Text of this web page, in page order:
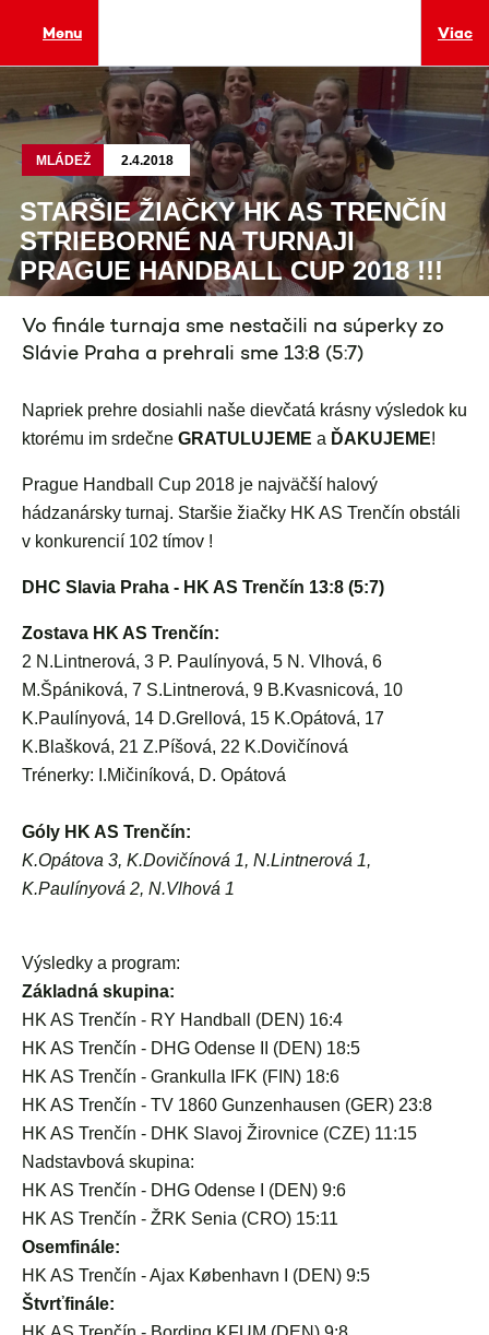
Menu Viac
MLÁDEŽ 2.4.2018
STARŠIE ŽIAČKY HK AS TRENČÍN
STRIEBORNÉ NA TURNAJI
PRAGUE HANDBALL CUP 2018 !!!
Vo finále turnaja sme nestačili na súperky zo
Slávie Praha a prehrali sme 13:8 (5:7)
Napriek prehre dosiahli naše dievčatá krásny výsledok ku
ktorému im srdečne GRATULUJEME a ĎAKUJEME!
Prague Handball Cup 2018 je najväčší halový
hádzanársky turnaj. Staršie žiačky HK AS Trenčín obstáli
v konkurencií 102 tímov !
DHC Slavia Praha - HK AS Trenčín 13:8 (5:7)
Zostava HK AS Trenčín:
2 N.Lintnerová, 3 P. Paulínyová, 5 N. Vlhová, 6
M.Špániková, 7 S.Lintnerová, 9 B.Kvasnicová, 10
K.Paulínyová, 14 D.Grellová, 15 K.Opátová, 17
K.Blašková, 21 Z.Píšová, 22 K.Dovičínová
Trénerky: I.Mičiníková, D. Opátová
Góly HK AS Trenčín:
K.Opátova 3, K.Dovičínová 1, N.Lintnerová 1,
K.Paulínyová 2, N.Vlhová 1
Výsledky a program:
Základná skupina:
HK AS Trenčín - RY Handball (DEN) 16:4
HK AS Trenčín - DHG Odense II (DEN) 18:5
HK AS Trenčín - Grankulla IFK (FIN) 18:6
HK AS Trenčín - TV 1860 Gunzenhausen (GER) 23:8
HK AS Trenčín - DHK Slavoj Žirovnice (CZE) 11:15
Nadstavbová skupina:
HK AS Trenčín - DHG Odense I (DEN) 9:6
HK AS Trenčín - ŽRK Senia (CRO) 15:11
Osemfinále:
HK AS Trenčín - Ajax København I (DEN) 9:5
Štvrťfinále: